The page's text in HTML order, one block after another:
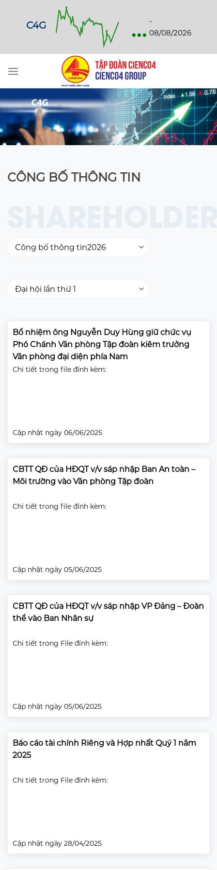
C4G ... -
08/08/2026
CÔNG BỐ THÔNG TIN
Bổ nhiệm ông Nguyễn Duy Hùng giữ chức vụ
Phó Chánh Văn phòng Tập đoàn kiêm trưởng
Văn phòng đại diện phía Nam
Chi tiết trong file đính kèm:
Cập nhật ngày 06/06/2025
CBTT QĐ của HĐQT v/v sáp nhập Ban An toàn –
Môi trường vào Văn phòng Tập đoàn
Chi tiết trong file đính kèm:
Cập nhật ngày 05/06/2025
CBTT QĐ của HĐQT v/v sáp nhập VP Đảng – Đoàn
thể vào Ban Nhân sự
Chi tiết trong File đính kèm:
Cập nhật ngày 05/06/2025
Báo cáo tài chính Riêng và Hợp nhất Quý 1 năm
2025
Chi tiết trong File đính kèm:
Cập nhật ngày 28/04/2025